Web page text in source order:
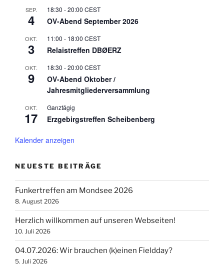
SEP.
4
18:30 -20:00 CEST
OV-Abend September 2026
OKT.
3
11:00 - 18:00 CEST
Relaistreffen DBØERZ
OKT.
9
18:30 -20:00 CEST
OV-Abend Oktober /
Jahresmitgliederversammlung
OKT.
17
Ganztägig
Erzgebirgstreffen Scheibenberg
Kalender anzeigen
NEUESTE BEITRÄGE
Funkertreffen am Mondsee 2026
8. August 2026
Herzlich willkommen auf unseren Webseiten!
10. Juli 2026
04.07.2026: Wir brauchen (k)einen Fieldday?
5. Juli 2026